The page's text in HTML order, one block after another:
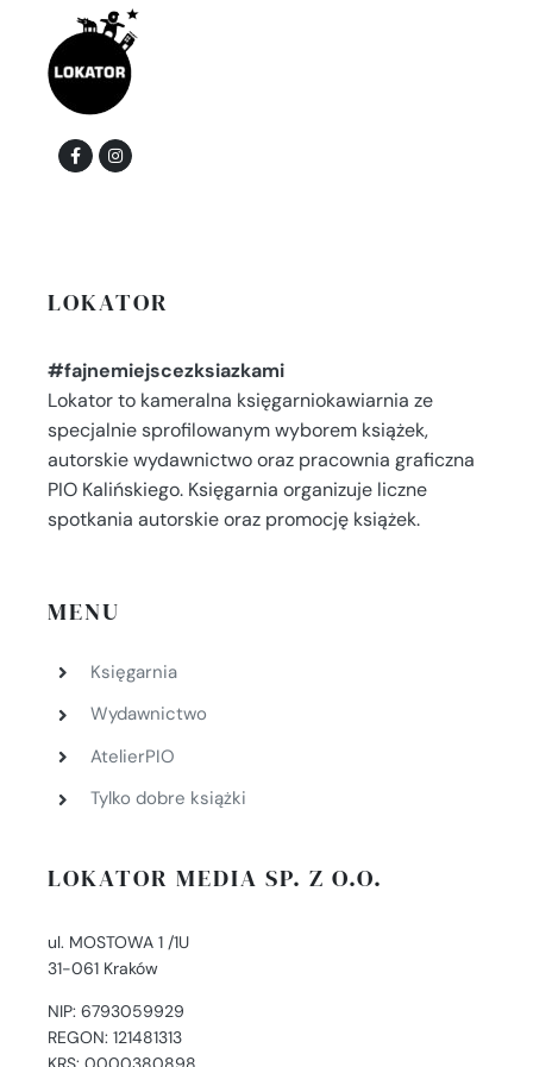
LOKATOR
#fajnemiejscezksiazkami
Lokator to kameralna księgarniokawiarnia ze
specjalnie sprofilowanym wyborem książek,
autorskie wydawnictwo oraz pracownia graficzna
PIO Kalińskiego. Księgarnia organizuje liczne
spotkania autorskie oraz promocję książek.
MENU
Księgarnia
Wydawnictwo
AtelierPIO
Tylko dobre książki
LOKATOR MEDIA SP. Z O.O.
ul. MOSTOWA 1 /1U
31-061 Kraków
NIP: 6793059929
REGON: 121481313